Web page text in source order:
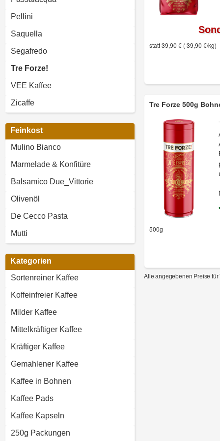
Pellini
Saquella
Segafredo
Tre Forze!
VEE Kaffee
Zicaffe
Feinkost
Mulino Bianco
Marmelade & Konfitüre
Balsamico Due_Vittorie
Olivenöl
De Cecco Pasta
Mutti
Kategorien
Sortenreiner Kaffee
Koffeinfreier Kaffee
Milder Kaffee
Mittelkräftiger Kaffee
Kräftiger Kaffee
Gemahlener Kaffee
Kaffee in Bohnen
Kaffee Pads
Kaffee Kapseln
250g Packungen
statt 39,90 € ( 39,90 €/kg)
Tre Forze 500g
500g
Alle angegebenen Preise für